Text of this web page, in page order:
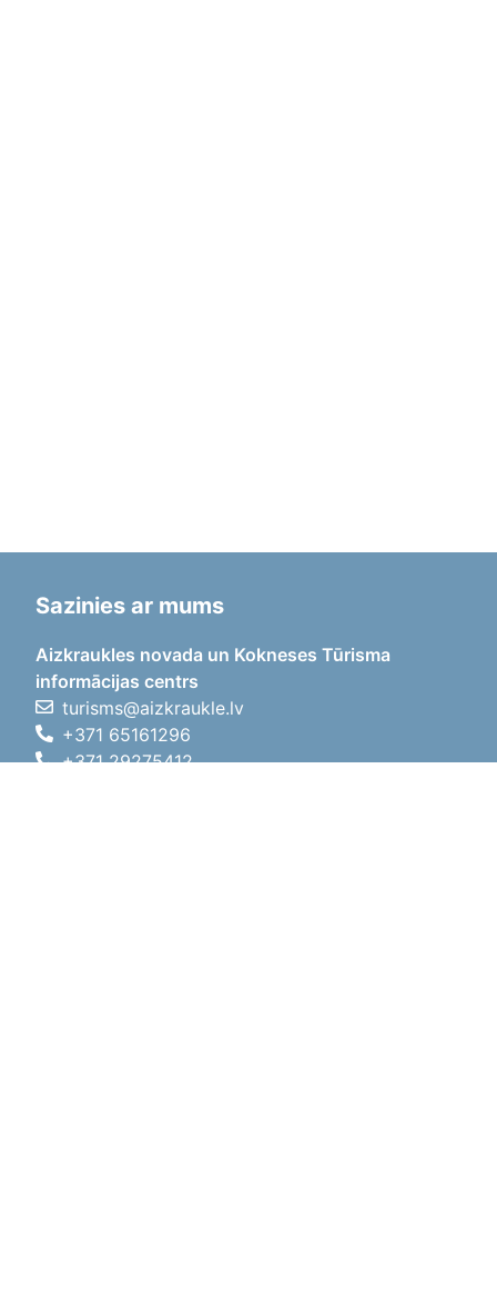
Sazinies ar mums
Aizkraukles novada un Kokneses Tūrisma
informācijas centrs
turisms@aizkraukle.lv
+371 65161296
+371 29275412